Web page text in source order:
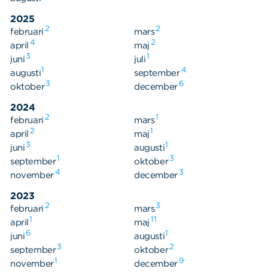
2025
februari 2 mars2
april 4 maj 2
juni3 juli1
augusti1 september4
oktober3 december6
2024
februari 2 mars1
april 2 maj1
juni3 augusti1
september1 oktober3
november4 december3
2023
februari 2 mars3
april1 maj 11
juni6 augusti1
september3 oktober2
november1 december9
Ledning
Årsredovisningar
Nyheter
Om Cookies
Policy om personuppgifter